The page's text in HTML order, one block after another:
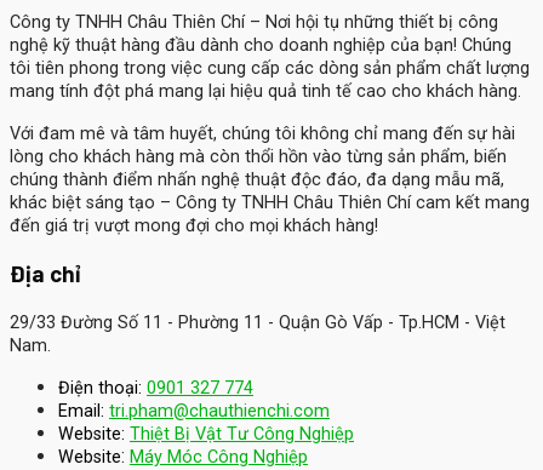
Công ty TNHH Châu Thiên Chí– Nơi hội tụ những thiết bị công
nghệ kỹ thuật hàng đầu dành cho doanh nghiệp của bạn! Chúng
tôi tiên phong trong việc cung cấp các dòng sản phẩm chất lượng
mang tính đột phá mang lại hiệu quả tinh tế cao cho khách hàng.
Với đam mê và tâm huyết, chúng tôi không chỉ mang đến sự hài
lòng cho khách hàng mà còn thổi hồn vào từng sản phẩm, biến
chúng thành điểm nhấn nghệ thuật độc đáo, đa dạng mẫu mã,
khác biệt sáng tạo – Công ty TNHH Châu Thiên Chí cam kết mang
đến giá trị vượt mong đợi cho mọi khách hàng!
Địa chỉ
29/33 Đường Số 11 - Phường 11 - Quận Gò Vấp - Tp.HCM - Việt
Nam.
Điện thoại: 0901 327 774
Email: tri.pham@chauthienchi.com
Website: Thiệt Bị Vật Tư Công Nghiệp
Website: Máy Móc Công Nghiệp